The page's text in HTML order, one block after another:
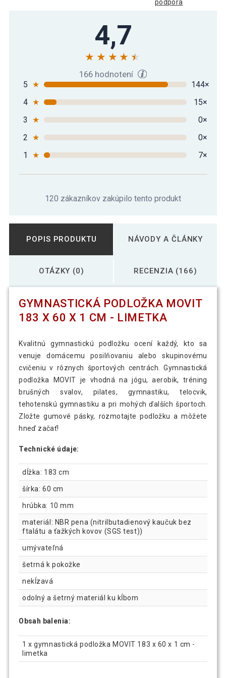
Gymnastická podložka MOVIT 183 x 60 x
1 cm - tmavozelená
Gymnastická podložka MOVIT 183 x 60 x
podpora
4,7
166 hodnotení
5 ★
144×
4 ★
15×
3
★
0×
2 ★
0×
1
★ 7×
120 zákazníkov zakúpilo tento produkt
POPIS PRODUKTU NÁVODY A ČLÁNKY
OTÁZKY (0) RECENZIA (166)
GYMNASTICKÁ PODLOŽKA MOVIT
183 X 60 X 1 CM - LIMETKA
Kvalitnú gymnastickú podložku ocení každý, kto sa
venuje domácemu posilňovaniu alebo skupinovému
cvičeniu v rôznych športových centrách. Gymnastická
podložka MOVIT je vhodná na jógu, aerobik, tréning
brušných svalov, pilates, gymnastiku, telocvik,
tehotenskú gymnastiku a pri mohých ďalších športoch.
Zložte gumové pásky, rozmotajte podložku a môžete
hneď začať!
Technické údaje:
dĺžka: 183 cm
šírka: 60 cm
hrúbka: 10 mm
materiál: NBR pena (nitrilbutadienový kaučuk bez
ftalátu a ťažkých kovov (SGS test))
umývateľná
šetrná k pokožke
nekĺzavá
odolný a šetrný materiál ku kĺbom
Obsah balenia:
1 x gymnastická podložka MOVIT 183 x 60 x 1 cm -
limetka